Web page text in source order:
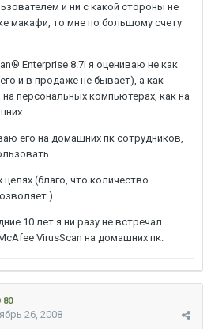
и ни с какой стороны не
макафи, то мне по большому счету
Enterprise 8.7i я оцениваю не как
и в продаже не бывает), а как
персональных компьютерах, как на
его на домашних пк сотрудников,
(благо, что количество
10 лет я ни разу не встречал
VirusScan на домашних пк.
80
26, 2008